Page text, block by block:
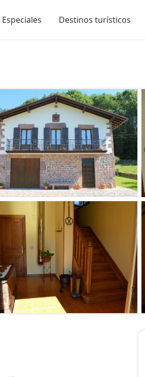
Especiales Destinos turísticos